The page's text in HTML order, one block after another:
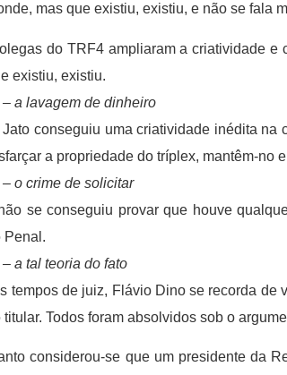
mas que existiu, existiu, e não se fala
do TRF4 ampliaram a criatividade e
existiu, existiu.
a lavagem de dinheiro
Jato conseguiu uma criatividade inédita
a propriedade do tríplex, mantêm-no
o crime de solicitar
se conseguiu provar que houve
Penal.
a tal teoria do fato
tempos de juiz, Flávio Dino se recorda
titular. Todos foram absolvidos sob o
considerou-se que um presidente da